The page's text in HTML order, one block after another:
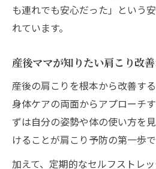
も連れでも安心だった」という
れています。
産後ママが知りたい肩こり改
産後の肩こりを根本から改善す
身体ケアの両面からアプローチ
ずは自分の姿勢や体の使い方を
けることが肩こり予防の第一歩で
加えて、定期的なセルフストレ